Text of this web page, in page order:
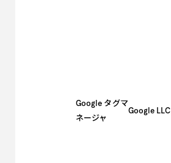
Google タグマ
ネージャ
Google LLC